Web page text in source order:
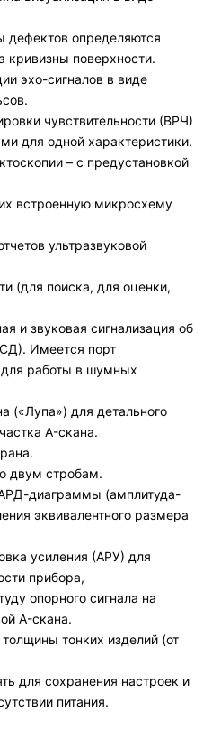
определяются
кривизны поверхности.
эхо-сигналов в виде
чувствительности (ВРЧ)
для одной характеристики.
– с предустановкой
встроенную микросхему
ультразвуковой
(для поиска, для оценки,
и звуковая сигнализация об
Имеется порт
работы в шумных
(«Лупа») для детального
A-скана.
двум стробам.
диаграммы (амплитуда-
эквивалентного размера
усиления (АРУ) для
прибора,
опорного сигнала на
A-скана.
тонких изделий (от
для сохранения настроек и
питания.